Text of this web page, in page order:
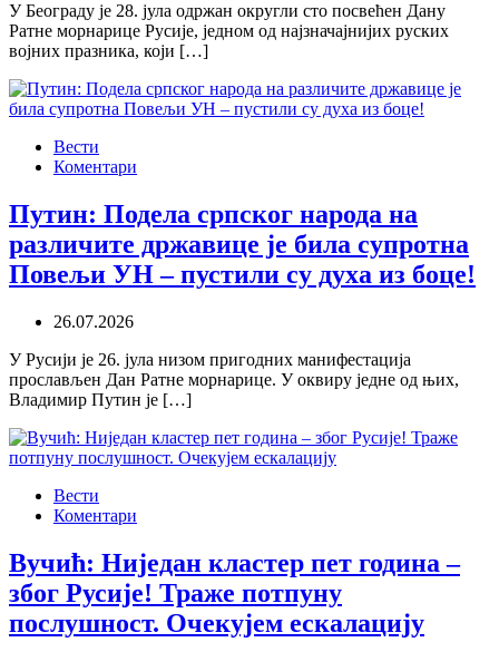
У Београду је 28. јула одржан округли сто посвећен Дану
Ратне морнарице Русије, једном од најзначајнијих руских
војних празника, који […]
Вести
Коментари
Путин: Подела српског народа на
различите државице је била супротна
Повељи УН – пустили су духа из боце!
26.07.2026
У Русији је 26. јула низом пригодних манифестација
прослављен Дан Ратне морнарице. У оквиру једне од њих,
Владимир Путин је […]
Вести
Коментари
Вучић: Ниједан кластер пет година –
због Русије! Траже потпуну
послушност. Очекујем ескалацију